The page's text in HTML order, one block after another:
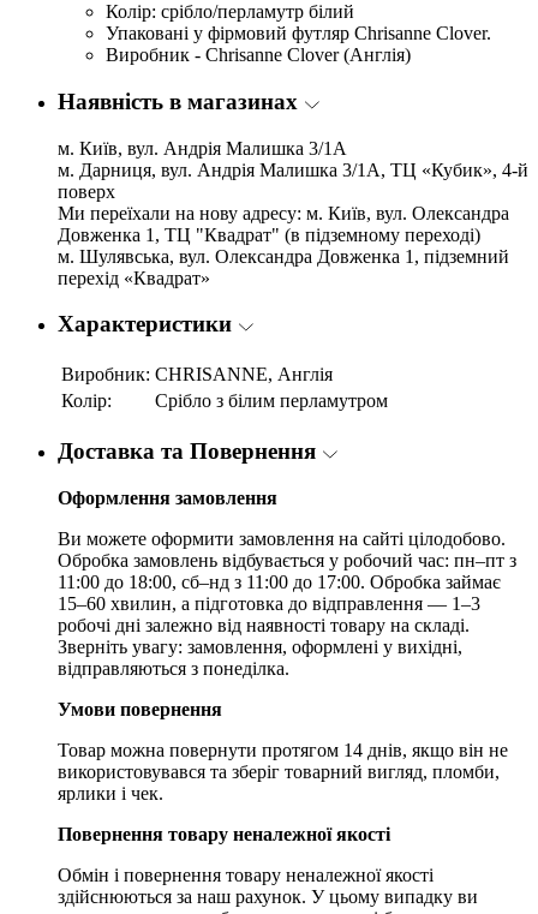
Колір: срібло/перламутр білий
Упаковані у фірмовий футляр Chrisanne Clover.
Виробник - Chrisanne Clover (Англія)
Наявність в магазинах
м. Київ, вул. Андрія Малишка 3/1А
м. Дарниця, вул. Андрія Малишка 3/1А, ТЦ «Кубик», 4-й
поверх
Ми переїхали на нову адресу: м. Київ, вул. Олександра
Довженка 1, ТЦ "Квадрат" (в підземному переході)
м. Шулявська, вул. Олександра Довженка 1, підземний
перехід «Квадрат»
Характеристики
Виробник: CHRISANNE, Англія
Колір:
Срібло з білим перламутром
Доставка та Повернення
Оформлення замовлення
Ви можете оформити замовлення на сайті цілодобово.
Обробка замовлень відбувається у робочий час: пн–пт з
11:00 до 18:00, сб–нд з 11:00 до 17:00. Обробка займає
15–60 хвилин, а підготовка до відправлення — 1–3
робочі дні залежно від наявності товару на складі.
Зверніть увагу: замовлення, оформлені у вихідні,
відправляються з понеділка.
Умови повернення
Товар можна повернути протягом 14 днів, якщо він не
використовувався та зберіг товарний вигляд, пломби,
ярлики і чек.
Повернення товару неналежної якості
Обмін і повернення товару неналежної якості
здійснюються за наш рахунок. У цьому випадку ви